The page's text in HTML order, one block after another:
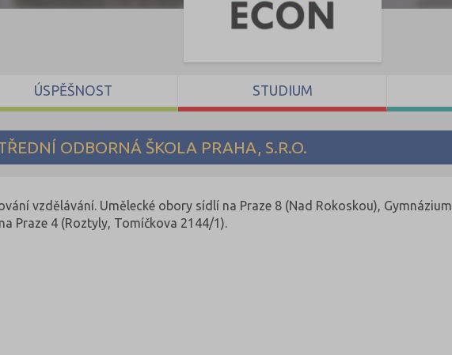
ODBORNÁ ŠKOLA PRAHA, S.R.O.
vzdělávání. Umělecké obory sídlí na Praze 8 (Nad Rokoskou), Gymnázium
Praze 4 (Roztyly, Tomíčkova 2144/1).
ÚSPĚŠNOST STUDIUM